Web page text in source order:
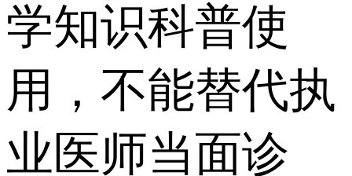
学知识科普使
用，不能替代执
业医师当面诊